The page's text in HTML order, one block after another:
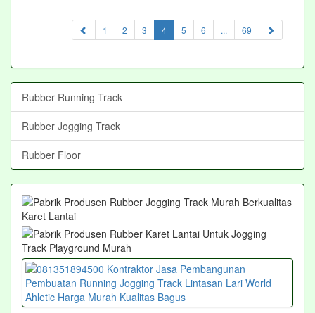
1 2 3 4(current)
5 6 ... 69
Rubber Running Track
Rubber Jogging Track
Rubber Floor